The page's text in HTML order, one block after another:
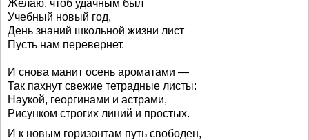
Желаю, чтоб удачным был
Учебный новый год,
День знаний школьной жизни лист
Пусть нам перевернет.
И снова манит осень ароматами —
Так пахнут свежие тетрадные листы:
Наукой, георгинами и астрами,
Рисунком строгих линий и простых.
И к новым горизонтам путь свободен,